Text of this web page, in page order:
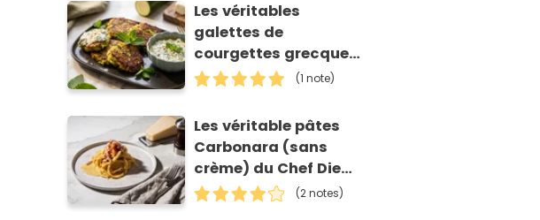
Les véritables
galettes de
courgettes grecques
(kolokithokeftedes)
(1 note)
Les véritable pâtes
Carbonara (sans
crème) du Chef Diego
Accettulli
(2 notes)